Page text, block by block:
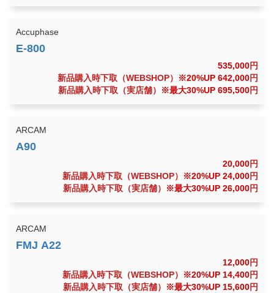
Accuphase
535,000円
新品購入時下取（WEBSHOP）
※20%UP 642,000円
新品購入時下取（実店舗）
※最大30%UP 695,500円
ARCAM
20,000円
新品購入時下取（WEBSHOP）
※20%UP 24,000円
新品購入時下取（実店舗）
※最大30%UP 26,000円
ARCAM
12,000円
新品購入時下取（WEBSHOP）
※20%UP 14,400円
新品購入時下取（実店舗）
※最大30%UP 15,600円